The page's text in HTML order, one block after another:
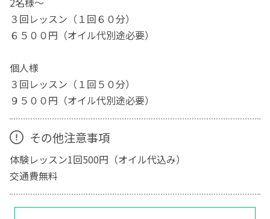
３回レッスン（１回６０分）
６５００円（オイル代別途必要）
個人様
３回レッスン（１回５０分）
９５００円（オイル代別途必要）
その他注意事項
体験レッスン1回500円（オイル代込み）
交通費無料